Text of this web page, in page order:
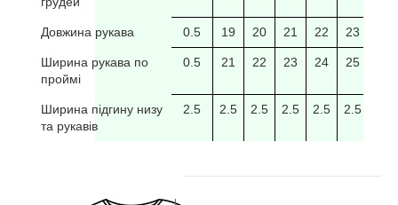
Довжина рукава 0.5 19 20 21 22 23
Ширина рукава по
проймі
0.5 21 22 23 24 25
Ширина підгину низу
та рукавів
2.5 2.5 2.5 2.5 2.5 2.5